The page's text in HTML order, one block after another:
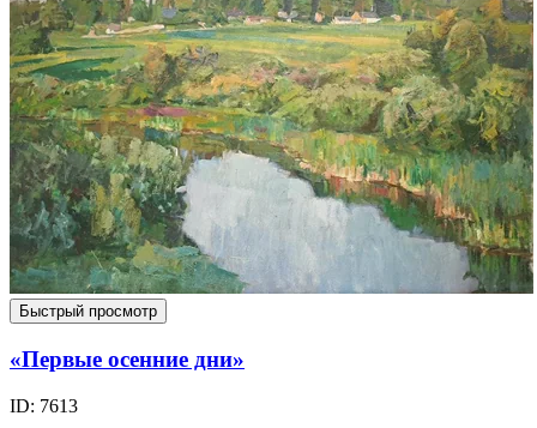
Быстрый просмотр
«Первые осенние дни»
ID: 7613